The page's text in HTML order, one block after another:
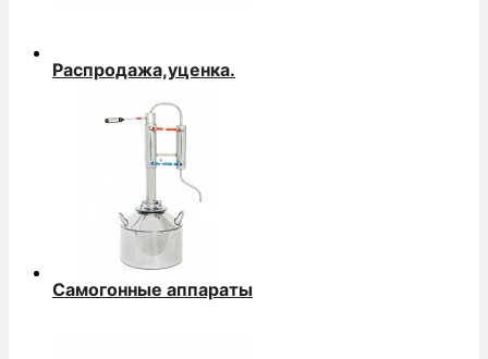
Распродажа,уценка.
Самогонные аппараты